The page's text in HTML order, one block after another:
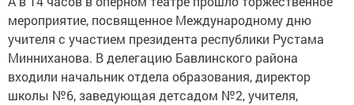
мероприятие, посвященное Международному дню
учителя с участием президента республики Рустама
Минниханова. В делегацию Бавлинского района
входили начальник отдела образования, директор
школы №6, заведующая детсадом №2, учителя,